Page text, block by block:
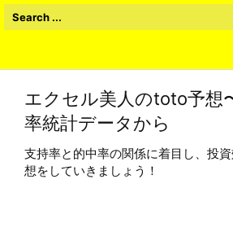
エクセル美人のtoto予想
率統計データから
支持率と的中率の関係に着目し、投
想をしていきましょう！